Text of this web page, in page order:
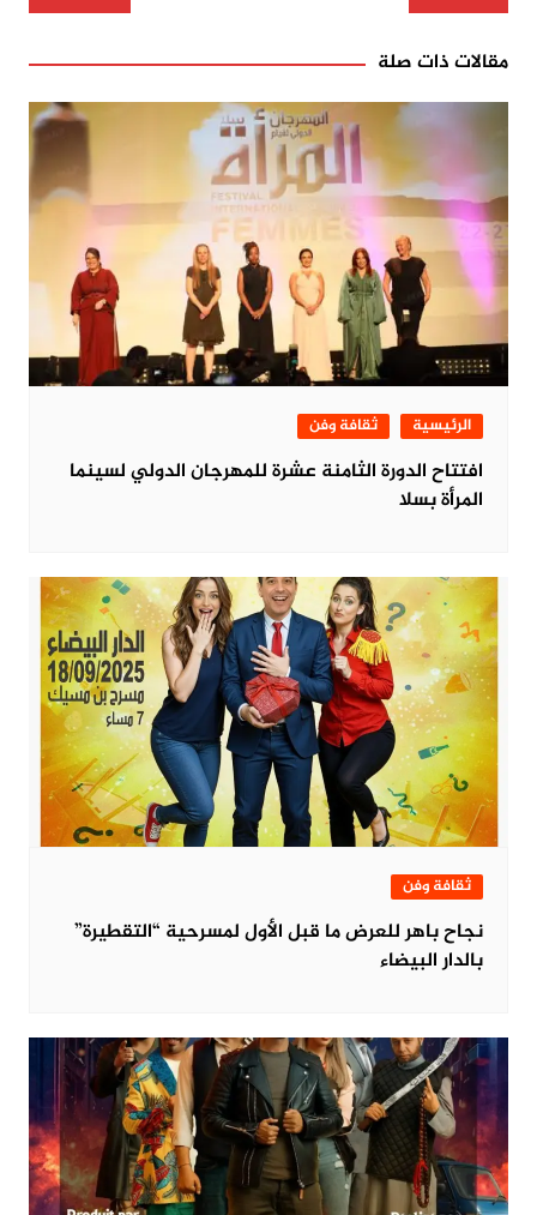
مقالات ذات صلة
الرئيسية ثقافة وفن
افتتاح الدورة الثامنة عشرة للمهرجان الدولي لسينما
المرأة بسلا
ثقافة وفن
نجاح باهر للعرض ما قبل الأول لمسرحية “التقطيرة”
بالدار البيضاء